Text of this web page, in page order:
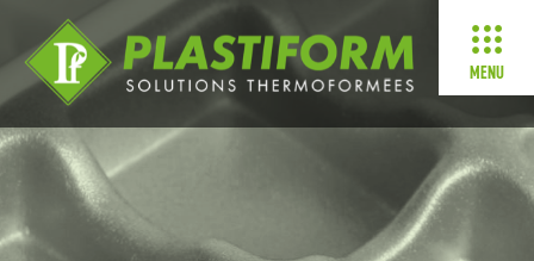
MENU